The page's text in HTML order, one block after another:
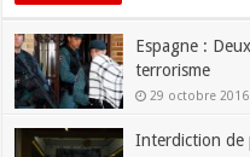
Espagne :
terrorisme
29 octobre 2016
Interdiction de